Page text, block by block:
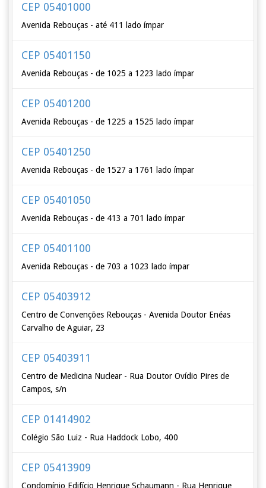
CEP 05401000
Avenida Rebouças - até 411 lado ímpar
CEP 05401150
Avenida Rebouças - de 1025 a 1223 lado ímpar
CEP 05401200
Avenida Rebouças - de 1225 a 1525 lado ímpar
CEP 05401250
Avenida Rebouças - de 1527 a 1761 lado ímpar
CEP 05401050
Avenida Rebouças - de 413 a 701 lado ímpar
CEP 05401100
Avenida Rebouças - de 703 a 1023 lado ímpar
CEP 05403912
Centro de Convenções Rebouças - Avenida Doutor Enéas
Carvalho de Aguiar, 23
CEP 05403911
Centro de Medicina Nuclear - Rua Doutor Ovídio Pires de
Campos, s/n
CEP 01414902
Colégio São Luiz - Rua Haddock Lobo, 400
CEP 05413909
Condomínio Edifício Henrique Schaumann - Rua Henrique